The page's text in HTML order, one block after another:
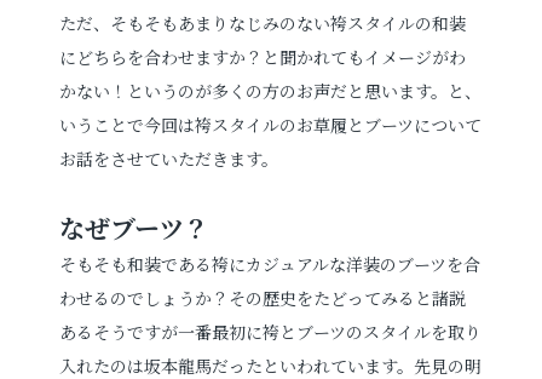
撮影予約
お問い合わせ
TEL0285-20-5870
ただ、そもそもあまりなじみのない袴スタイルの和装
にどちらを合わせますか？と聞かれてもイメージがわ
かない！というのが多くの方のお声だと思います。と、
いうことで今回は袴スタイルのお草履とブーツについて
お話をさせていただきます。
なぜブーツ？
そもそも和装である袴にカジュアルな洋装のブーツを合
わせるのでしょうか？その歴史をたどってみると諸説
あるそうですが一番最初に袴とブーツのスタイルを取り
入れたのは坂本龍馬だったといわれています。先見の明